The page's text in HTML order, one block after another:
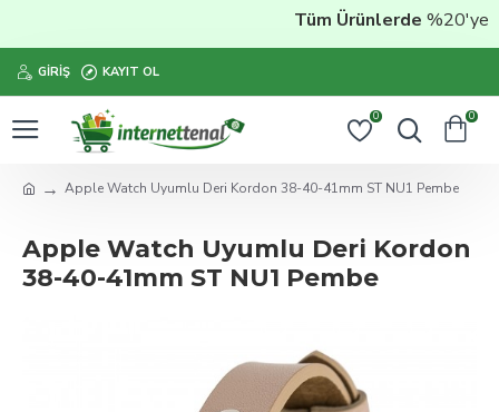
Tüm Ürünlerde%20'ye
GIRIŞ KAYIT OL
0 0
Apple Watch Uyumlu Deri Kordon 38-40-41mm ST NU1 Pembe
Apple Watch Uyumlu Deri Kordon
38-40-41mm ST NU1 Pembe